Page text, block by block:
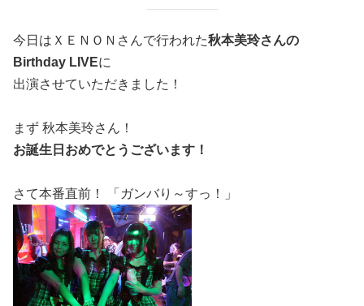
今日はＸＥＮＯＮさんで行われた秋本美玲さんの
Birthday LIVEに
出演させていただきました！
まず 秋本美玲さん！
お誕生日おめでとうございます！
さて本番直前！ 「ガンバり～すっ！」